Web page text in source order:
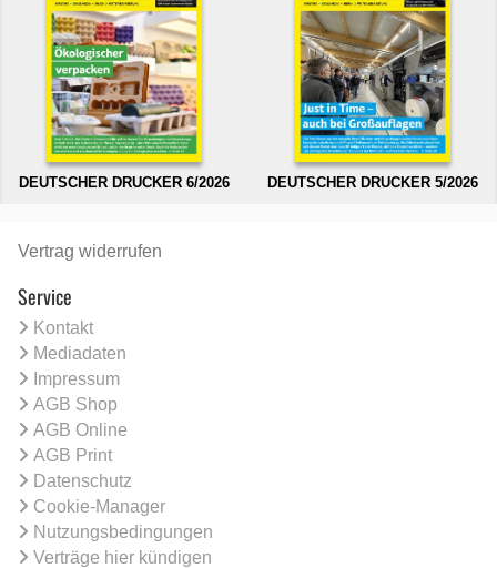
DEUTSCHER DRUCKER 6/2026 DEUTSCHER DRUCKER 5/2026
Vertrag widerrufen
Service
Kontakt
Mediadaten
Impressum
AGB Shop
AGB Online
AGB Print
Datenschutz
Cookie-Manager
Nutzungsbedingungen
Verträge hier kündigen